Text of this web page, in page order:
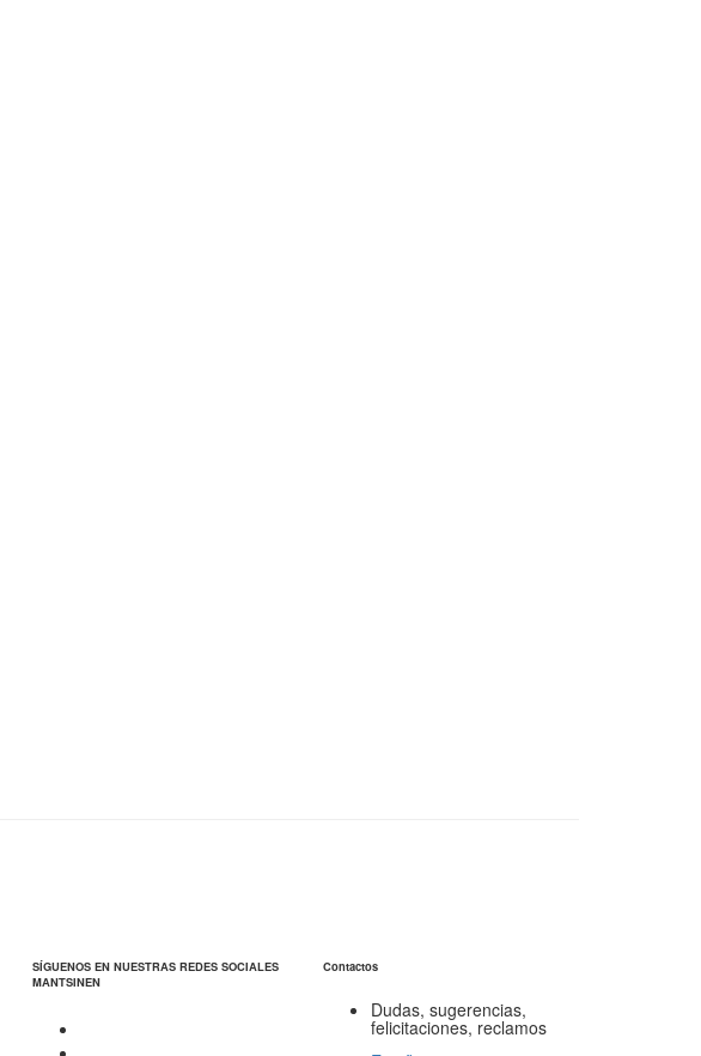
SÍGUENOS EN NUESTRAS REDES SOCIALES
MANTSINEN
Contactos
Dudas, sugerencias,
felicitaciones, reclamos